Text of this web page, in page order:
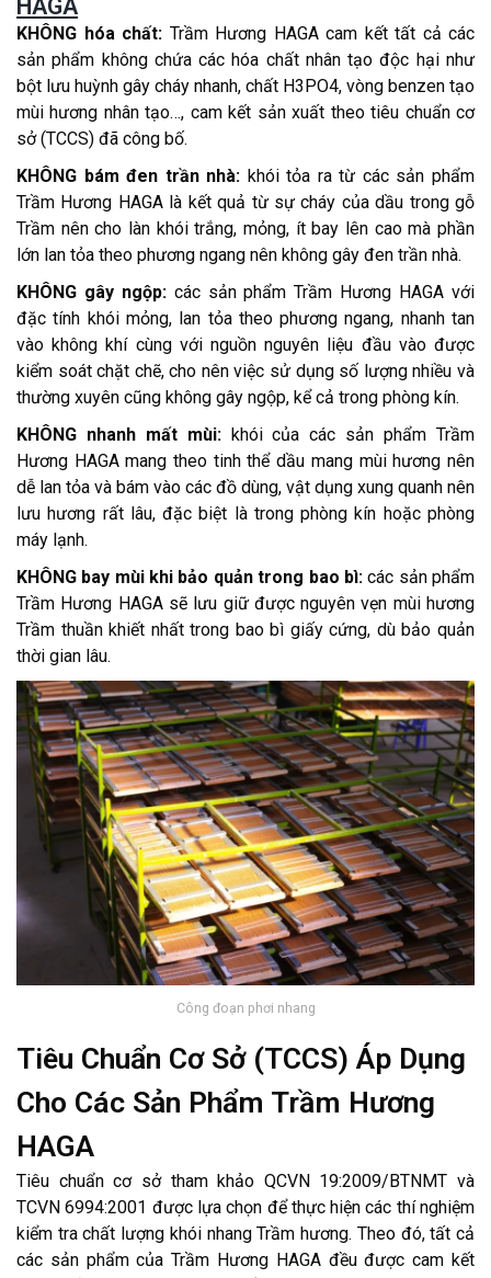
HAGA
KHÔNG hóa chất: Trầm Hương HAGA cam kết tất cả các
sản phẩm không chứa các hóa chất nhân tạo độc hại như
bột lưu huỳnh gây cháy nhanh, chất H3PO4, vòng benzen tạo
mùi hương nhân tạo…, cam kết sản xuất theo tiêu chuẩn cơ
sở (TCCS) đã công bố.
KHÔNG bám đen trần nhà: khói tỏa ra từ các sản phẩm
Trầm Hương HAGA là kết quả từ sự cháy của dầu trong gỗ
Trầm nên cho làn khói trắng, mỏng, ít bay lên cao mà phần
lớn lan tỏa theo phương ngang nên không gây đen trần nhà.
KHÔNG gây ngộp:các sản phẩm Trầm Hương HAGA với
đặc tính khói mỏng, lan tỏa theo phương ngang, nhanh tan
vào không khí cùng với nguồn nguyên liệu đầu vào được
kiểm soát chặt chẽ, cho nên việc sử dụng số lượng nhiều và
thường xuyên cũng không gây ngộp, kể cả trong phòng kín.
KHÔNG nhanh mất mùi:khói của các sản phẩm Trầm
Hương HAGA mang theo tinh thể dầu mang mùi hương nên
dễ lan tỏa và bám vào các đồ dùng, vật dụng xung quanh nên
lưu hương rất lâu, đặc biệt là trong phòng kín hoặc phòng
máy lạnh.
KHÔNG bay mùi khi bảo quản trong bao bì:các sản phẩm
Trầm Hương HAGA sẽ lưu giữ được nguyên vẹn mùi hương
Trầm thuần khiết nhất trong bao bì giấy cứng, dù bảo quản
thời gian lâu.
Công đoạn phơi nhang
Tiêu Chuẩn Cơ Sở (TCCS) Áp Dụng
Cho Các Sản Phẩm Trầm Hương
HAGA
Tiêu chuẩn cơ sở tham khảo QCVN 19:2009/BTNMT và
TCVN 6994:2001 được lựa chọn để thực hiện các thí nghiệm
kiểm tra chất lượng khói nhang Trầm hương. Theo đó, tất cả
các sản phẩm của Trầm Hương HAGA đều được cam kết